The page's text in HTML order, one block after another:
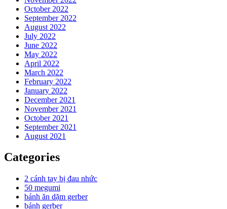
October 2022
September 2022
August 2022
July 2022
June 2022
May 2022
April 2022
March 2022
February 2022
January 2022
December 2021
November 2021
October 2021
September 2021
August 2021
Categories
2 cánh tay bị đau nhức
50 megumi
bánh ăn dặm gerber
bánh gerber